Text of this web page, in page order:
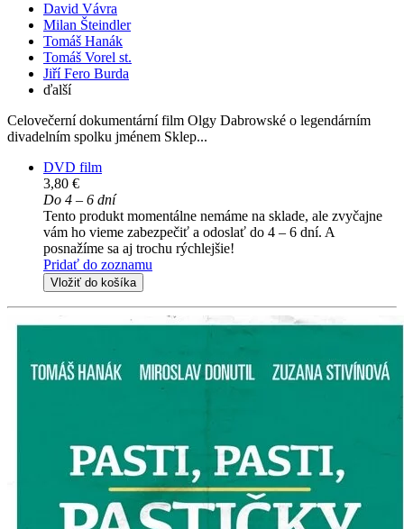
David Vávra
Milan Šteindler
Tomáš Hanák
Tomáš Vorel st.
Jiří Fero Burda
ďalší
Celovečerní dokumentární film Olgy Dabrowské o legendárním
divadelním spolku jménem Sklep...
DVD film
3,80 €
Do 4 – 6 dní
Tento produkt momentálne nemáme na sklade, ale zvyčajne
vám ho vieme zabezpečiť a odoslať do 4 – 6 dní. A
posnažíme sa aj trochu rýchlejšie!
Pridať do zoznamu
Vložiť do košíka